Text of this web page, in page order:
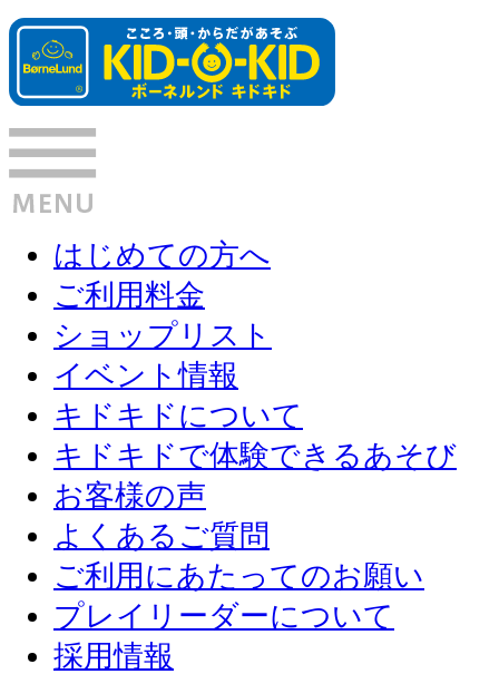
はじめての方へ
ご利用料金
ショップリスト
イベント情報
キドキドについて
キドキドで体験できるあそび
お客様の声
よくあるご質問
ご利用にあたってのお願い
プレイリーダーについて
採用情報